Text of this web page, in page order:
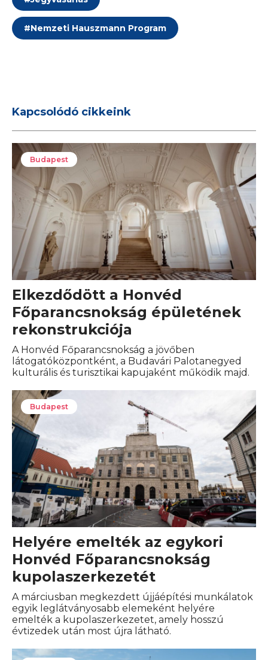
#Nemzeti Hauszmann Program
Kapcsolódó cikkeink
Budapest
Elkezdődött a Honvéd
Főparancsnokság épületének
rekonstrukciója
A Honvéd Főparancsnokság a jövőben
látogatóközpontként, a Budavári Palotanegyed
kulturális és turisztikai kapujaként működik majd.
Budapest
Helyére emelték az egykori
Honvéd Főparancsnokság
kupolaszerkezetét
A márciusban megkezdett újjáépítési munkálatok
egyik leglátványosabb elemeként helyére
emelték a kupolaszerkezetet, amely hosszú
évtizedek után most újra látható.